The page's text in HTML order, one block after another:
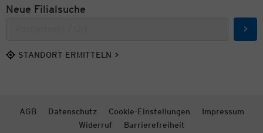
Neue Filialsuche
STANDORT ERMITTELN
AGB Datenschutz Cookie-Einstellungen
Impressum
Widerruf
Barrierefreiheit